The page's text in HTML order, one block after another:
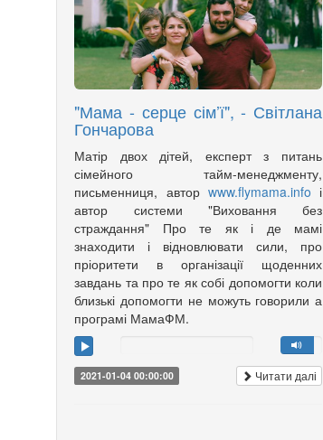
"Мама - серце сім’ї", - Світлана
Гончарова
Матір двох дітей, експерт з питань
сімейного тайм-менеджменту,
письменниця, автор www.flymama.info і
автор системи "Виховання без
страждання" Про те як і де мамі
знаходити і відновлювати сили, про
пріоритети в організації щоденних
завдань та про те як собі допомогти коли
близькі допомогти не можуть говорили а
програмі МамаФМ.
2021-01-04 00:00:00 Читати далі